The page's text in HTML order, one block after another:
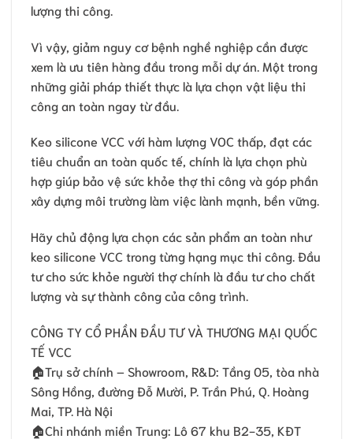
lượng thi công.
Vì vậy, giảm nguy cơ bệnh nghề nghiệp cần được
xem là ưu tiên hàng đầu trong mỗi dự án. Một trong
những giải pháp thiết thực là lựa chọn vật liệu thi
công an toàn ngay từ đầu.
Keo silicone VCC với hàm lượng VOC thấp, đạt các
tiêu chuẩn an toàn quốc tế, chính là lựa chọn phù
hợp giúp bảo vệ sức khỏe thợ thi công và góp phần
xây dựng môi trường làm việc lành mạnh, bền vững.
Hãy chủ động lựa chọn các sản phẩm an toàn như
keo silicone VCC trong từng hạng mục thi công. Đầu
tư cho sức khỏe người thợ chính là đầu tư cho chất
lượng và sự thành công của công trình.
CÔNG TY CỔ PHẦN ĐẦU TƯ VÀ THƯƠNG MẠI QUỐC
TẾ VCC
🏠Trụ sở chính – Showroom, R&D: Tầng 05, tòa nhà
Sông Hồng, đường Đỗ Mười, P. Trần Phú, Q. Hoàng
Mai, TP. Hà Nội
🏠Chi nhánh miền Trung: Lô 67 khu B2-35, KĐT